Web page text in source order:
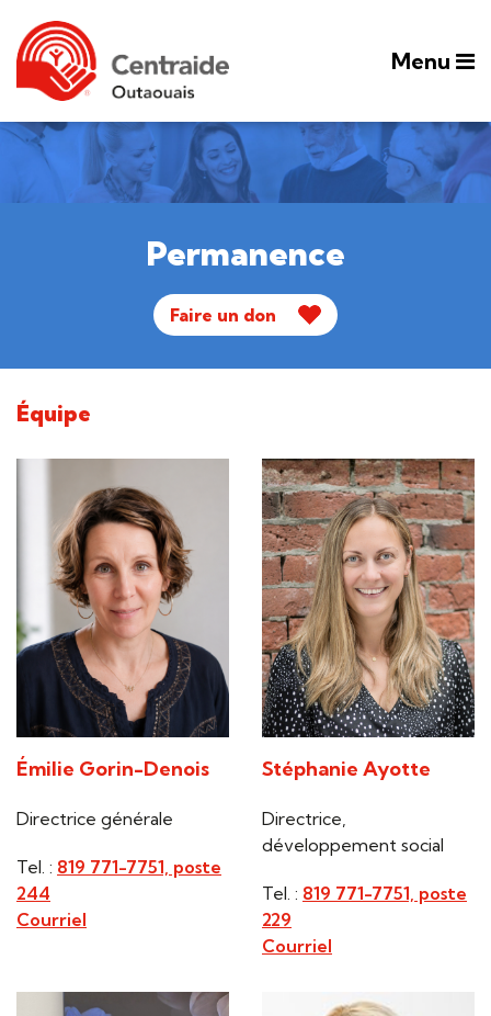
Menu
Permanence
Faire un don
Équipe
Émilie Gorin-Denois
Directrice générale
Tel. : 819 771-7751, poste
244
Courriel
Stéphanie Ayotte
Directrice,
développement social
Tel. : 819 771-7751, poste
229
Courriel